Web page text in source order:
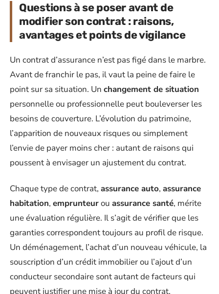
Questions à se poser avant de
modifier son contrat : raisons,
avantages et points de vigilance
Un contrat d’assurance n’est pas figé dans le marbre.
Avant de franchir le pas, il vaut la peine de faire le
point sur sa situation. Un changement de situation
personnelle ou professionnelle peut bouleverser les
besoins de couverture. L’évolution du patrimoine,
l’apparition de nouveaux risques ou simplement
l’envie de payer moins cher : autant de raisons qui
poussent à envisager un ajustement du contrat.
Chaque type de contrat, assurance auto, assurance
habitation, emprunteurou assurance santé, mérite
une évaluation régulière. Il s’agit de vérifier que les
garanties correspondent toujours au profil de risque.
Un déménagement, l’achat d’un nouveau véhicule, la
souscription d’un crédit immobilier ou l’ajout d’un
conducteur secondaire sont autant de facteurs qui
peuvent justifier une mise à jour du contrat.